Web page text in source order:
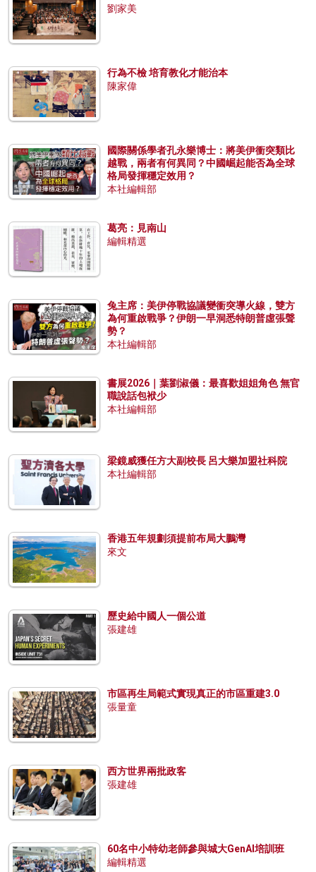
劉家美
行為不檢 培育教化才能治本
陳家偉
國際關係學者孔永樂博士：將美伊衝突類比
越戰，兩者有何異同？中國崛起能否為全球
格局發揮穩定效用？
本社編輯部
葛亮：見南山
編輯精選
兔主席：美伊停戰協議變衝突導火線，雙方
為何重啟戰爭？伊朗一早洞悉特朗普虛張聲
勢？
本社編輯部
書展2026｜葉劉淑儀：最喜歡姐姐角色 無官
職說話包袱少
本社編輯部
梁鏡威獲任方大副校長 呂大樂加盟社科院
本社編輯部
香港五年規劃須提前布局大鵬灣
來文
歷史給中國人一個公道
張建雄
市區再生局範式實現真正的市區重建3.0
張量童
西方世界兩批政客
張建雄
60名中小特幼老師參與城大GenAI培訓班
編輯精選